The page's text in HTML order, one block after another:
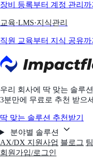
장비 등록부터 계정 관리까
교육·LMS·지식관리
직원 교육부터 지식 공유까
우리 회사에 딱 맞는 솔루
3분만에 무료로 추천 받으
딱 맞는 솔루션 추천받기
분야별 솔루션
AX/DX 지원사업 블로그
회원가입/로그인